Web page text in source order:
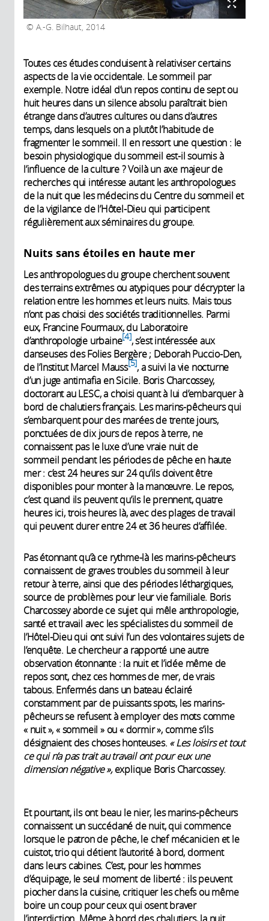
A.-G. Bilhaut, 2014
Toutes ces études conduisent à relativiser certains
aspects de la vie occidentale. Le sommeil par
exemple. Notre idéal d’un repos continu de sept ou
huit heures dans un silence absolu paraîtrait bien
étrange dans d’autres cultures ou dans d’autres
temps, dans lesquels on a plutôt l’habitude de
fragmenter le sommeil. Il en ressort une question : le
besoin physiologique du sommeil est-il soumis à
l’influence de la culture ? Voilà un axe majeur de
recherches qui intéresse autant les anthropologues
de la nuit que les médecins du Centre du sommeil et
de la vigilance de l’Hôtel-Dieu qui participent
régulièrement aux séminaires du groupe.
Nuits sans étoiles en haute mer
Les anthropologues du groupe cherchent souvent
des terrains extrêmes ou atypiques pour décrypter la
relation entre les hommes et leurs nuits. Mais tous
n’ont pas choisi des sociétés traditionnelles. Parmi
eux, Francine Fourmaux, du Laboratoire
d’anthropologie urbaine 4 , s’est intéressée aux
danseuses des Folies Bergère ; Deborah Puccio-Den,
de l’Institut Marcel Mauss 5 , a suivi la vie nocturne
d’un juge antimafia en Sicile. Boris Charcossey,
doctorant au LESC, a choisi quant à lui d’embarquer à
bord de chalutiers français. Les marins-pêcheurs qui
s’embarquent pour des marées de trente jours,
ponctuées de dix jours de repos à terre, ne
connaissent pas le luxe d’une vraie nuit de
sommeil pendant les périodes de pêche en haute
mer : c’est 24 heures sur 24 qu’ils doivent être
disponibles pour monter à la manœuvre. Le repos,
c’est quand ils peuvent qu’ils le prennent, quatre
heures ici, trois heures là, avec des plages de travail
qui peuvent durer entre 24 et 36 heures d’affilée.
Pas étonnant qu’à ce rythme-là les marins-pêcheurs
connaissent de graves troubles du sommeil à leur
retour à terre, ainsi que des périodes léthargiques,
source de problèmes pour leur vie familiale. Boris
Charcossey aborde ce sujet qui mêle anthropologie,
santé et travail avec les spécialistes du sommeil de
l’Hôtel-Dieu qui ont suivi l’un des volontaires sujets de
l’enquête. Le chercheur a rapporté une autre
observation étonnante : la nuit et l’idée même de
repos sont, chez ces hommes de mer, de vrais
tabous. Enfermés dans un bateau éclairé
constamment par de puissants spots, les marins-
pêcheurs se refusent à employer des mots comme
« nuit », « sommeil » ou « dormir », comme s’ils
désignaient des choses honteuses. « Les loisirs et tout
ce qui n’a pas trait au travail ont pour eux une
dimension négative »,explique Boris Charcossey.
Et pourtant, ils ont beau le nier, les marins-pêcheurs
connaissent un succédané de nuit, qui commence
lorsque le patron de pêche, le chef mécanicien et le
cuistot, trio qui détient l’autorité à bord, dorment
dans leurs cabines. C’est, pour les hommes
d’équipage, le seul moment de liberté : ils peuvent
piocher dans la cuisine, critiquer les chefs ou même
boire un coup pour ceux qui osent braver